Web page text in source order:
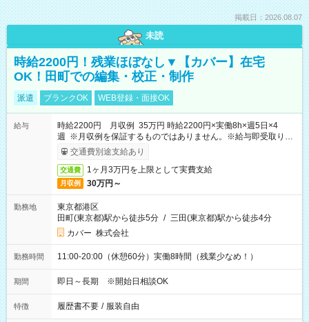
掲載日：2026.08.07
未読
時給2200円！残業ほぼなし▼【カバー】在宅
OK！田町での編集・校正・制作
派遣 ブランクOK WEB登録・面接OK
給与
時給2200円 月収例 35万円 時給2200円×実働8h×週5日×4
週 ※月収例を保証するものではありません。※給与即受取りサ
ービス利用可（利用条件有）
交通費別途支給あり
交通費 1ヶ月3万円を上限として実費支給
月収例 30万円～
勤務地
東京都港区
田町(東京都)駅から徒歩5分 / 三田(東京都)駅から徒歩4分
カバー 株式会社
勤務時間 11:00-20:00（休憩60分）実働8時間（残業少なめ！）
期間 即日～長期 ※開始日相談OK
特徴 履歴書不要 / 服装自由